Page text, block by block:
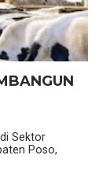
Sektor
Poso,